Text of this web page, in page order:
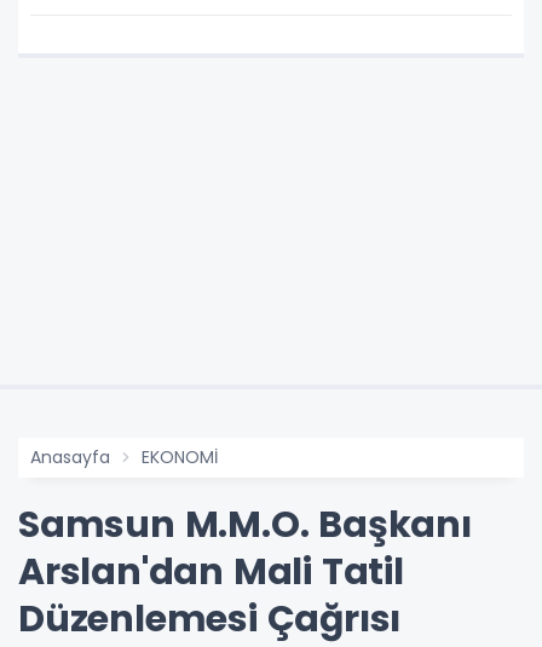
Anasayfa EKONOMİ
Samsun M.M.O. Başkanı
Arslan'dan Mali Tatil
Düzenlemesi Çağrısı